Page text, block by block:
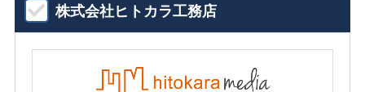
株式会社ヒトカラ工務店